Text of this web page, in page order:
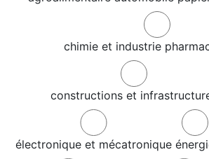
chimie et industrie
constructions et
électronique et mécatronique